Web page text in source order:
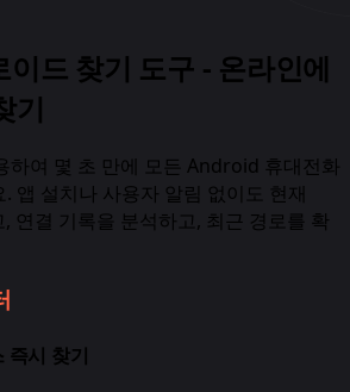
드 찾기 도구 - 온라인에
기
하여 몇 초 만에 모든 Android 휴대전화
앱 설치나 사용자 알림 없이도 현재
연결 기록을 분석하고, 최근 경로를 확
시 찾기